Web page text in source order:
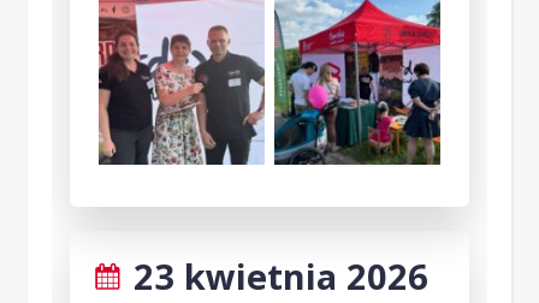
23 kwietnia 2026